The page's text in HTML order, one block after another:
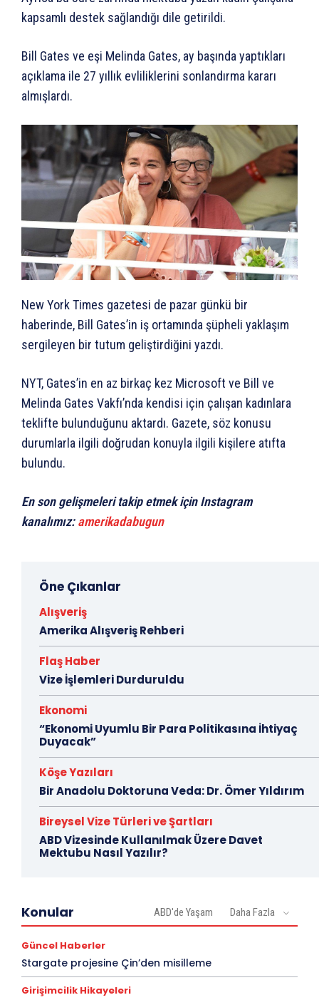
kapsamlı destek sağlandığı dile getirildi.
Bill Gates ve eşi Melinda Gates, ay başında yaptıkları
açıklama ile 27 yıllık evliliklerini sonlandırma kararı
almışlardı.
New York Times gazetesi de pazar günkü bir
haberinde, Bill Gates’in iş ortamında şüpheli yaklaşım
sergileyen bir tutum geliştirdiğini yazdı.
NYT, Gates’in en az birkaç kez Microsoft ve Bill ve
Melinda Gates Vakfı’nda kendisi için çalışan kadınlara
teklifte bulunduğunu aktardı. Gazete, söz konusu
durumlarla ilgili doğrudan konuyla ilgili kişilere atıfta
bulundu.
En son gelişmeleri takip etmek için Instagram
kanalımız:amerikadabugun
Öne Çıkanlar
Alışveriş
Amerika Alışveriş Rehberi
Flaş Haber
Vize İşlemleri Durduruldu
Ekonomi
“Ekonomi Uyumlu Bir Para Politikasına İhtiyaç
Duyacak”
Köşe Yazıları
Bir Anadolu Doktoruna Veda: Dr. Ömer Yıldırım
Bireysel Vize Türleri ve Şartları
ABD Vizesinde Kullanılmak Üzere Davet
Mektubu Nasıl Yazılır?
Konular ABD'de Yaşam Daha Fazla
Güncel Haberler
Stargate projesine Çin’den misilleme
Girişimcilik Hikayeleri